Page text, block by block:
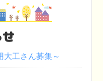
せ
工さん募集～